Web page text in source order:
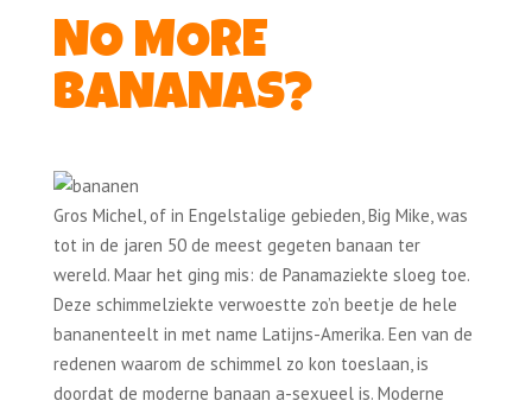
NO MORE
BANANAS?
Gros Michel, of in Engelstalige gebieden, Big Mike, was
tot in de jaren 50 de meest gegeten banaan ter
wereld. Maar het ging mis: de Panamaziekte sloeg toe.
Deze schimmelziekte verwoestte zo’n beetje de hele
bananenteelt in met name Latijns-Amerika. Een van de
redenen waarom de schimmel zo kon toeslaan, is
doordat de moderne banaan a-sexueel is. Moderne